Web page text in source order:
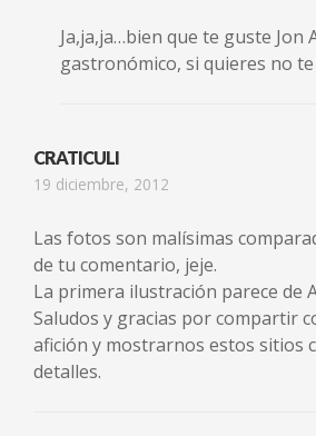
Ja,ja,ja…bien que te guste Jon
gastronómico, si quieres no
CRATICULI
19 diciembre, 2012
Las fotos son malísimas
de tu comentario, jeje.
La primera ilustración parece de
Saludos y gracias por compartir
afición y mostrarnos estos sitios
detalles.